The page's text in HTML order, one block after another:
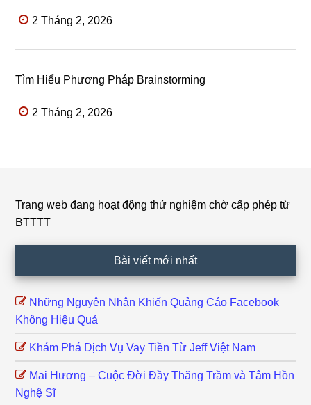
2 Tháng 2, 2026
Tìm Hiểu Phương Pháp Brainstorming
2 Tháng 2, 2026
Footer
Trang web đang hoạt động thử nghiệm chờ cấp phép từ
BTTTT
Bài viết mới nhất
Những Nguyên Nhân Khiến Quảng Cáo Facebook
Không Hiệu Quả
Khám Phá Dịch Vụ Vay Tiền Từ Jeff Việt Nam
Mai Hương – Cuộc Đời Đầy Thăng Trầm và Tâm Hồn
Nghệ Sĩ